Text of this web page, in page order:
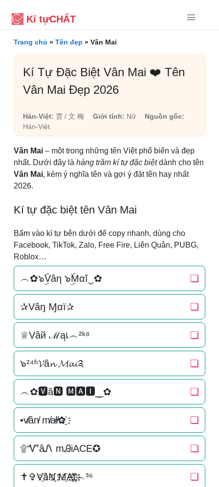
Kí tựCHẤT
Trang chủ » Tên đẹp » Vân Mai
Kí Tự Đặc Biệt Vân Mai ❤️ Tên
Vân Mai Đẹp 2026
Hán-Việt: 雲 / 文 梅 Giới tính: Nữ
Nguồn gốc:
Hán-Việt
Vân Mai – một trong những tên Việt phổ biến và đẹp
nhất. Dưới đây là hàng trăm kí tự đặc biệtdành cho tên
Vân Mai, kèm ý nghĩa tên và gợi ý đặt tên hay nhất
2026.
Kí tự đặc biệt tên Vân Mai
Bấm vào kí tự bên dưới để copy nhanh, dùng cho
Facebook, TikTok, Zalo, Free Fire, Liên Quân, PUBG,
Roblox…
︵✿๖ۣۜVâη ๖ۣۜMαĭ‿✿ ❏
✰Vâŋ Ɱαї✰ ❏
♕Vâй ℳąเ︵²ᵏ⁸ ❏
๖²⁴ʱ𝓥â𝓷 𝓜𝓪𝓲༉ ❏
︵✿🆅â🅽 🅼🅰🅸‿✿ ❏
•v̸ân̸ m̸a̸i̸✿҈ ❏
۩ᏉâᏁ mᎯiACE✪ ❏
✝✞V҈âN҈҈ M҈A҈҈I҈҈︵³⁶ ❏